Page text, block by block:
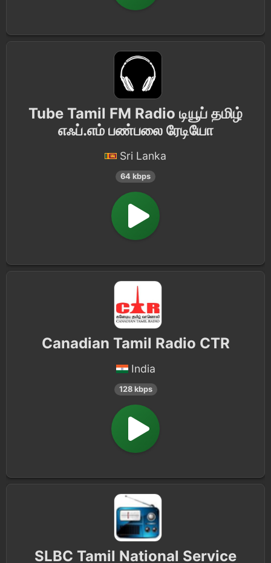
Tube Tamil FM Radio டியூப் தமிழ்
எஃப்.எம் பண்பலை ரேடியோ
Sri Lanka
64 kbps
Canadian Tamil Radio CTR
India
128 kbps
SLBC Tamil National Service